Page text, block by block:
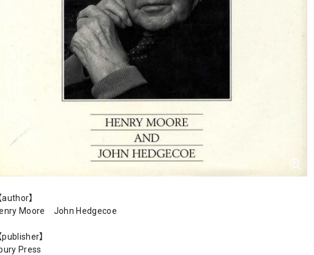
author】
Moore John Hedgecoe
publisher】
Press